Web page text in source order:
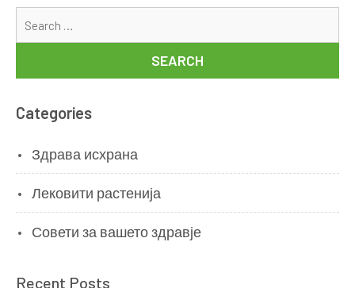
Categories
Здрава исхрана
Лековити растенија
Совети за вашето здравје
Recent Posts